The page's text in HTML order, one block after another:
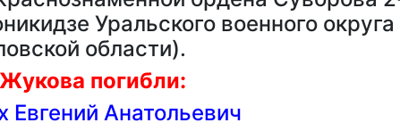
Уральского военного
области).
погибли:
Евгений Анатольевич